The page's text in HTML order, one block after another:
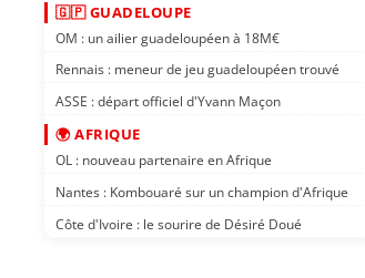
🇬🇵 GUADELOUPE
OM : un ailier guadeloupéen à 18M€
Rennais : meneur de jeu guadeloupéen trouvé
ASSE : départ officiel d'Yvann Maçon
🌍 AFRIQUE
OL : nouveau partenaire en Afrique
Nantes : Kombouaré sur un champion d'Afrique
Côte d'Ivoire : le sourire de Désiré Doué